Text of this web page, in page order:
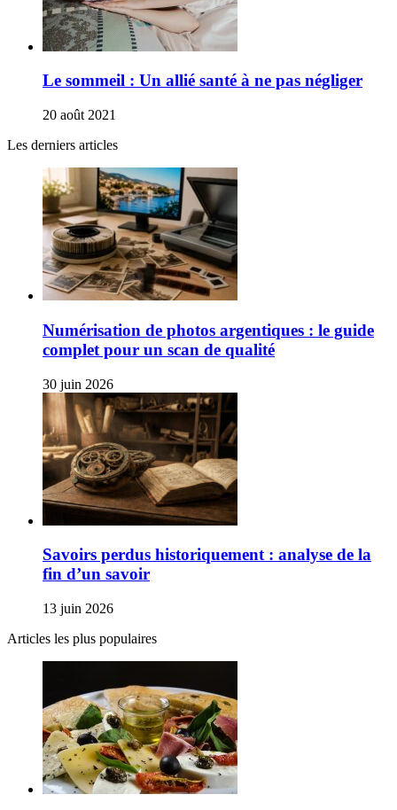
Le sommeil : Un allié santé à ne pas négliger
20 août 2021
Les derniers articles
Numérisation de photos argentiques : le guide
complet pour un scan de qualité
30 juin 2026
Savoirs perdus historiquement : analyse de la
fin d’un savoir
13 juin 2026
Articles les plus populaires